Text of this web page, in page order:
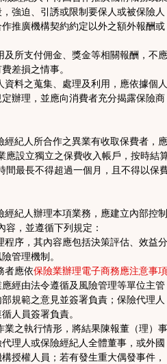
強迫、引誘或限制要保人或被保險人
推廣機構契約約定以外之額外報酬或
及所支付佣金、獎金等相關報酬，不
差損之情事。
資料之蒐集、處理及利用，應依據個
辦理，並應向消費者充分揭露保險商
經紀人所合作之異業有收取保費者，
設立獨立之保費收入帳戶，按時結
最長不得超過一個月，且不得以保
經紀人辦理本項業務，應建立內部控
，並遵循下列規定：
程序，其內容應包括決策評估、效益
管理機制。
者應依保險業辦理電子商務應注意事項
經由法令遵循及風險管理等單位主管
規範之意見並簽署負責；保險代理人
人員簽署負責。
業之執行情形，將結果陳報董（理）
理人或保險經紀人全體董事，或外國
權人員；若有發生重大偶發事件，